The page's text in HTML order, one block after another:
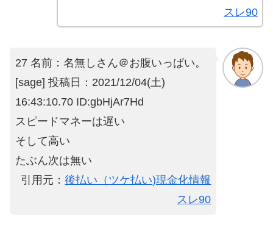
スレ90
27 名前：名無しさん＠お腹いっぱい。
[sage] 投稿日：2021/12/04(土)
16:43:10.70 ID:gbHjAr7Hd
スピードマネーは遅い
そして高い
たぶん次は無い
引用元：後払い（ツケ払い)現金化情報
スレ90